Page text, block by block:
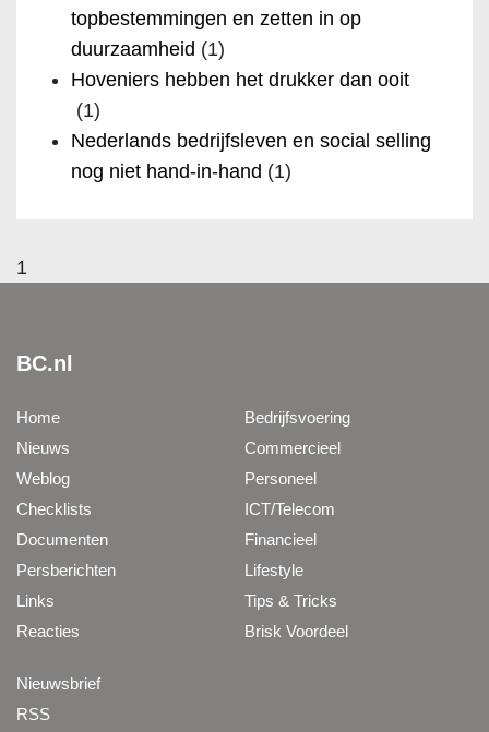
topbestemmingen en zetten in op
duurzaamheid (1)
Hoveniers hebben het drukker dan ooit
(1)
Nederlands bedrijfsleven en social selling
nog niet hand-in-hand (1)
1
BC.nl
Home
Nieuws
Weblog
Checklists
Documenten
Persberichten
Links
Reacties
Bedrijfsvoering
Commercieel
Personeel
ICT/Telecom
Financieel
Lifestyle
Tips & Tricks
Brisk Voordeel
Nieuwsbrief
RSS